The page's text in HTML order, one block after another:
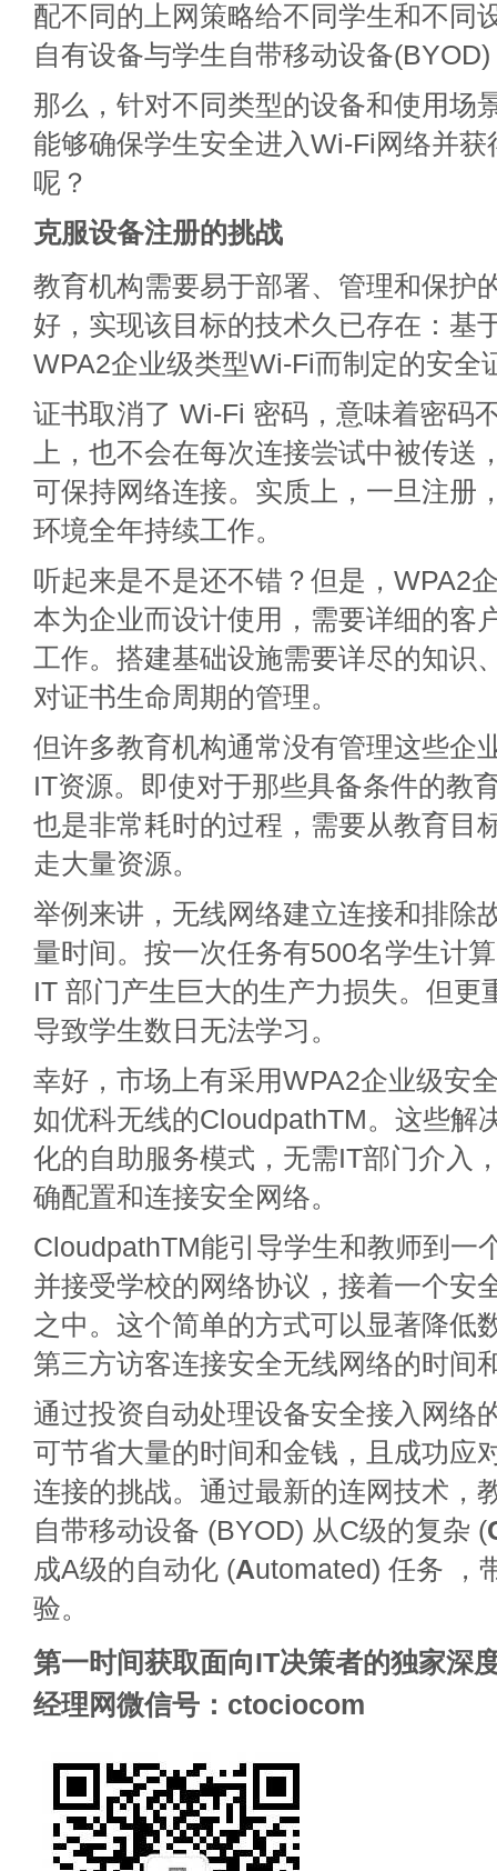
配不同的上网策略给不同学生和不同
自有设备与学生自带移动设备(BYOD)
那么，针对不同类型的设备和使用场
能够确保学生安全进入Wi-Fi网络并
呢？
克服设备注册的挑战
教育机构需要易于部署、管理和保护
好，实现该目标的技术久已存在：基
WPA2企业级类型Wi-Fi而制定的安全
证书取消了 Wi-Fi 密码，意味着密码
上，也不会在每次连接尝试中被传送
可保持网络连接。实质上，一旦注册
环境全年持续工作。
听起来是不是还不错？但是，WPA2
本为企业而设计使用，需要详细的客
工作。搭建基础设施需要详尽的知识
对证书生命周期的管理。
但许多教育机构通常没有管理这些企
IT资源。即使对于那些具备条件的教
也是非常耗时的过程，需要从教育目
走大量资源。
举例来讲，无线网络建立连接和排除
量时间。按一次任务有500名学生计
IT 部门产生巨大的生产力损失。但更
导致学生数日无法学习。
幸好，市场上有采用WPA2企业级安
如优科无线的CloudpathTM。这些解
化的自助服务模式，无需IT部门介入
确配置和连接安全网络。
CloudpathTM能引导学生和教师到一
并接受学校的网络协议，接着一个安
之中。这个简单的方式可以显著降低
第三方访客连接安全无线网络的时间
通过投资自动处理设备安全接入网络
可节省大量的时间和金钱，且成功应
连接的挑战。通过最新的连网技术，
自带移动设备 (BYOD) 从C级的复杂 (
成A级的自动化 (Automated) 任务 ，
验。
第一时间获取面向IT决策者的独家深
经理网微信号：ctociocom